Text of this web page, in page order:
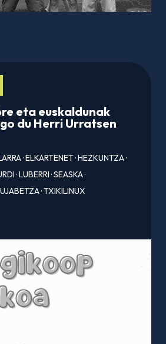
eta euskaldunak
du Herri Urratsen
·ELKARTENET·HEZKUNTZA·
·LUBERRI·SEASKA·
·TXIKILINUX